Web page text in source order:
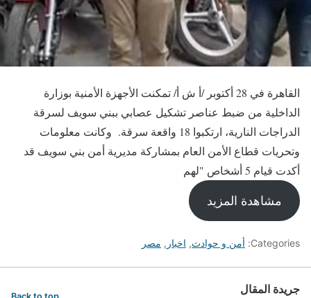
القاهرة في 28 أكتوبر /أ ش أ/ تمكنت الأجهزة الأمنية بوزارة
الداخلية من ضبط عناصر تشكيل عصابي ببني سويف لسرقة
الدراجات النارية، ارتكبوا 18 واقعة سرقة. وكانت معلومات
وتحريات قطاع الأمن العام بمشاركة مديرية أمن بني سويف قد
أكدت قيام 5 أشخاص "لهم
مشاهدة المزيد
Categories: أمن و حوادث, اخبار , مصر
جريدة المقال